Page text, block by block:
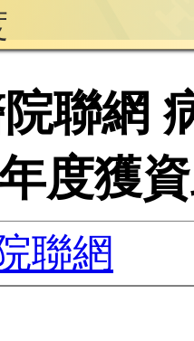
聯網
度獲
聯網